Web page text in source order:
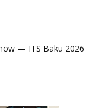
— ITS Baku 2026